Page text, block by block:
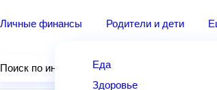
Личные финансы Родители и дети
Еда
Здоровье
Поиск по интернету